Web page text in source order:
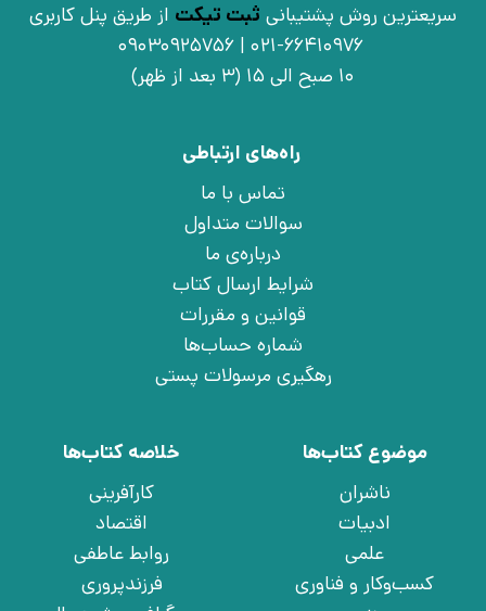
سریعترین روش پشتیبانی ثبت تیکت از طریق پنل کاربری
021-66410976 | 09030925756
10 صبح الی 15 (3 بعد از ظهر)
راه‌های ارتباطی
تماس با ما
سوالات متداول
درباره‌ی ما
شرایط ارسال کتاب
قوانین و مقررات
شماره حساب‌ها
رهگیری مرسولات پستی
موضوع کتاب‌ها
ناشران
ادبیات
علمی
کسب‌وکار و فناوری
خلاصه کتاب‌ها
کارآفرینی
اقتصاد
روابط عاطفی
فرزندپروری